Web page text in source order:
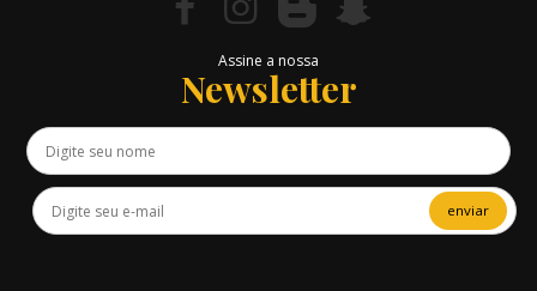
Assine a nossa
Newsletter
enviar